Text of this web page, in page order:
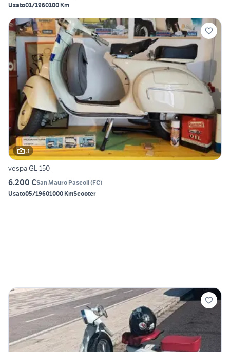
Usato01/1960100 Km
3
vespa GL 150
6.200 €San Mauro Pascoli(FC)
Usato05/19601000 KmScooter